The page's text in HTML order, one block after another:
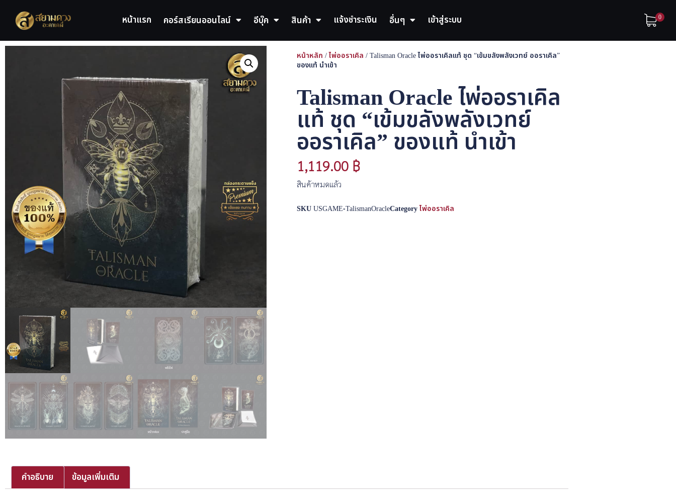
หน้าแรก คอร์สเรียนออนไลน์ อีบุ๊ค สินค้า แจ้งชำระเงิน อื่นๆ เข้าสู่ระบบ 0
หน้าหลัก /ไพ่ออราเคิล / Talisman Oracle ไพ่ออราเคิลแท้ ชุด “เข้มขลังพลังเวทย์ ออราเคิล”
ของแท้ นำเข้า
Talisman Oracle ไพ่ออราเคิล
แท้ ชุด “เข้มขลังพลังเวทย์
ออราเคิล” ของแท้ นำเข้า
1,119.00 ฿
สินค้าหมดแล้ว
SKUUSGAME-TalismanOracleCategoryไพ่ออราเคิล
คำอธิบาย ข้อมูลเพิ่มเติม